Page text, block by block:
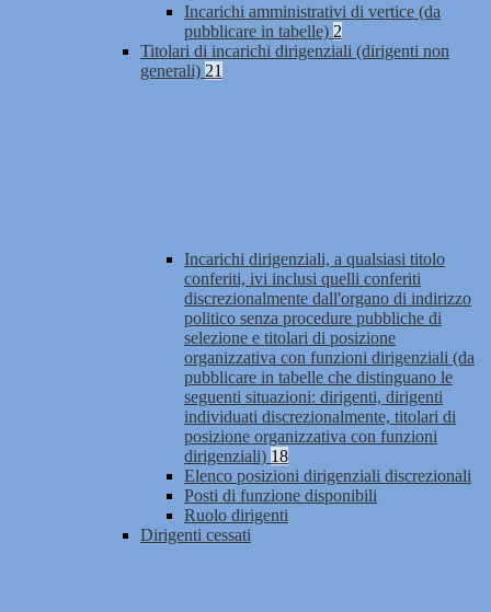
Incarichi amministrativi di vertice (da
pubblicare in tabelle) 2
Titolari di incarichi dirigenziali (dirigenti non
generali) 21
Incarichi dirigenziali, a qualsiasi titolo
conferiti, ivi inclusi quelli conferiti
discrezionalmente dall'organo di indirizzo
politico senza procedure pubbliche di
selezione e titolari di posizione
organizzativa con funzioni dirigenziali (da
pubblicare in tabelle che distinguano le
seguenti situazioni: dirigenti, dirigenti
individuati discrezionalmente, titolari di
posizione organizzativa con funzioni
dirigenziali) 18
Elenco posizioni dirigenziali discrezionali
Posti di funzione disponibili
Ruolo dirigenti
Dirigenti cessati